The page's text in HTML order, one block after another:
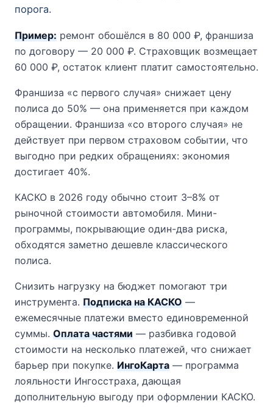
порога.
Пример: ремонт обошёлся в 80 000 ₽, франшиза
по договору — 20 000 ₽. Страховщик возмещает
60 000 ₽, остаток клиент платит самостоятельно.
Франшиза «с первого случая» снижает цену
полиса до 50% — она применяется при каждом
обращении. Франшиза «со второго случая» не
действует при первом страховом событии, что
выгодно при редких обращениях: экономия
достигает 40%.
КАСКО в 2026 году обычно стоит 3–8% от
рыночной стоимости автомобиля. Мини-
программы, покрывающие один-два риска,
обходятся заметно дешевле классического
полиса.
Снизить нагрузку на бюджет помогают три
инструмента. Подписка на КАСКО —
ежемесячные платежи вместо единовременной
суммы. Оплата частями — разбивка годовой
стоимости на несколько платежей, что снижает
барьер при покупке. ИнгоКарта — программа
лояльности Ингосстраха, дающая
дополнительную выгоду при оформлении КАСКО.